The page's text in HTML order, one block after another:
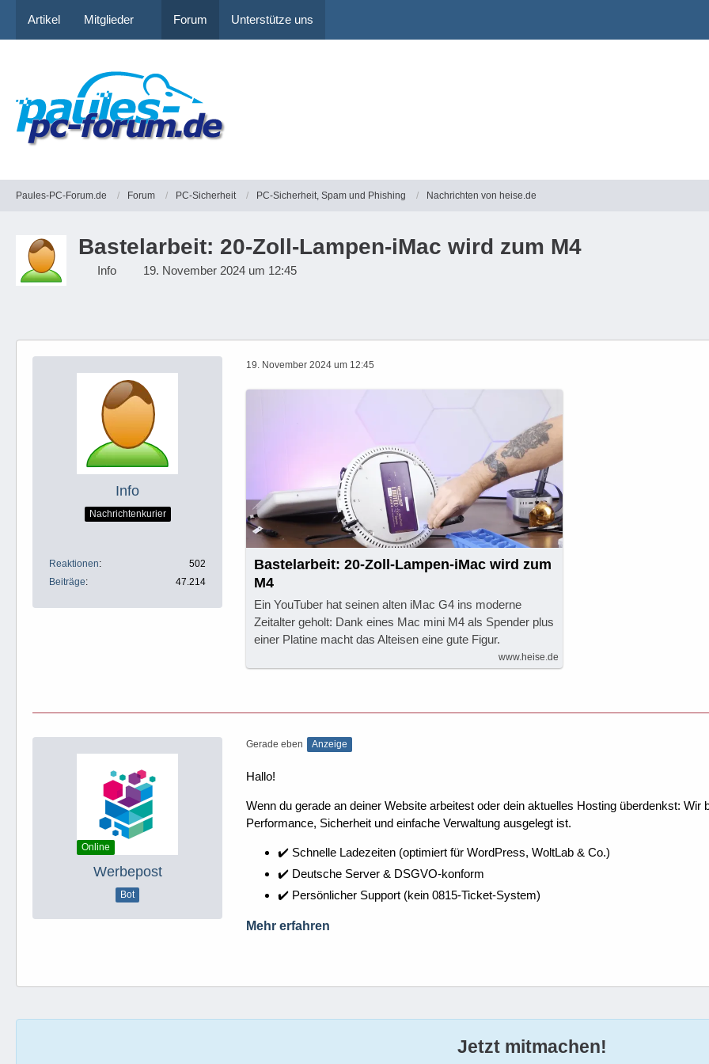
Artikel Mitglieder Forum Unterstütze uns
Paules-PC-Forum.de Forum PC-Sicherheit PC-Sicherheit, Spam und Phishing Nachrichten von heise.de
Bastelarbeit: 20-Zoll-Lampen-iMac wird zum M4
Info 19. November 2024 um 12:45
Info
Nachrichtenkurier
Reaktionen
502
Beiträge
47.214
19. November 2024 um 12:45
Bastelarbeit: 20-Zoll-Lampen-iMac wird zum
M4
Ein YouTuber hat seinen alten iMac G4 ins moderne
Zeitalter geholt: Dank eines Mac mini M4 als Spender plus
einer Platine macht das Alteisen eine gute Figur.
www.heise.de
Online
Werbepost
Bot
Gerade eben Anzeige
Hallo!
Wenn du gerade an deiner Website arbeitest oder dein aktuelles Hosting überdenkst:
Performance, Sicherheit und einfache Verwaltung ausgelegt ist.
✔️ Schnelle Ladezeiten (optimiert für WordPress, WoltLab & Co.)
✔️ Deutsche Server & DSGVO-konform
✔️ Persönlicher Support (kein 0815-Ticket-System)
Mehr erfahren
Jetzt mitmachen!